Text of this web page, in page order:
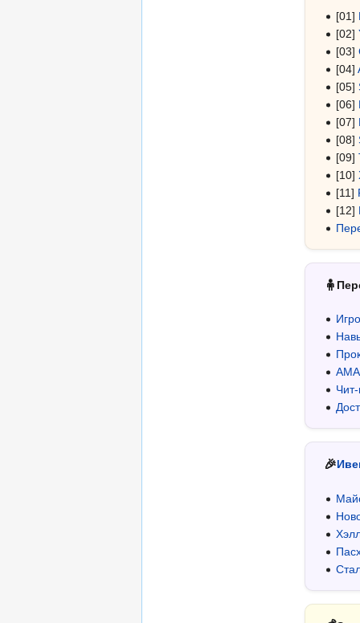
[01]
[02]
[03]
[04]
[05]
[06]
[07]
[08]
[09]
[10]
[11]
[12]
🧍
🎉